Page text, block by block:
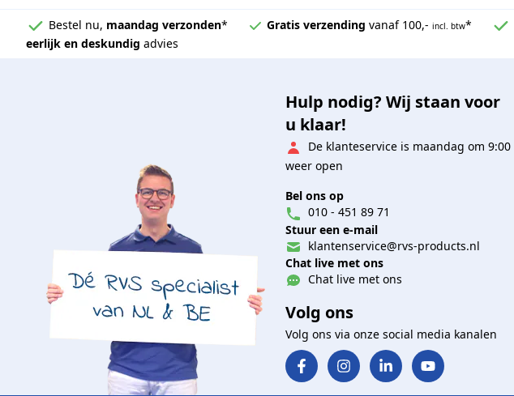
Bestel nu, maandag verzonden* Gratis verzending vanaf 100,- incl. btw*
eerlijk en deskundig advies
Hulp nodig? Wij staan voor
u klaar!
De klanteservice is maandag om 9:00
weer open
Bel ons op
010 - 451 89 71
Stuur een e-mail
klantenservice@rvs-products.nl
Chat live met ons
Chat live met ons
Volg ons
Volg ons via onze social media kanalen